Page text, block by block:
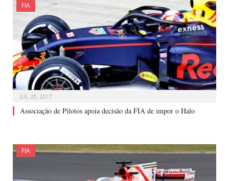
FIA
JUL 20, 2017
Associação de Pilotos apoia decisão da FIA de impor o Halo
FIA